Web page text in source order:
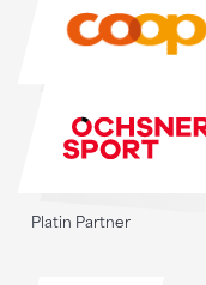
Platin Partner